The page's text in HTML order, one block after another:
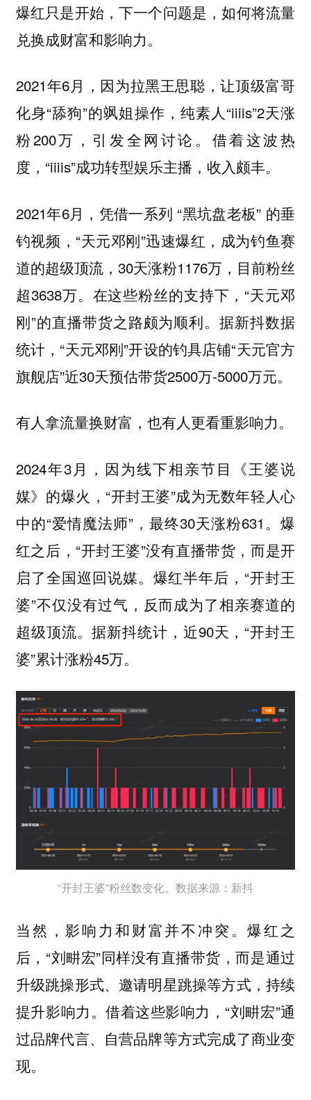
爆红只是开始，下一个问题是，如何将流量
兑换成财富和影响力。
2021年6月，因为拉黑王思聪，让顶级富哥
化身“舔狗”的飒姐操作，纯素人“iiiis”2天涨
粉200万，引发全网讨论。借着这波热
度，“iiiis”成功转型娱乐主播，收入颇丰。
2021年6月，凭借一系列 “黑坑盘老板” 的垂
钓视频，“天元邓刚”迅速爆红，成为钓鱼赛
道的超级顶流，30天涨粉1176万，目前粉丝
超3638万。在这些粉丝的支持下，“天元邓
刚”的直播带货之路颇为顺利。据新抖数据
统计，“天元邓刚”开设的钓具店铺“天元官方
旗舰店”近30天预估带货2500万-5000万元。
有人拿流量换财富，也有人更看重影响力。
2024年3月，因为线下相亲节目《王婆说
媒》的爆火，“开封王婆”成为无数年轻人心
中的“爱情魔法师”，最终30天涨粉631。爆
红之后，“开封王婆”没有直播带货，而是开
启了全国巡回说媒。爆红半年后，“开封王
婆”不仅没有过气，反而成为了相亲赛道的
超级顶流。据新抖统计，近90天，“开封王
婆”累计涨粉45万。
“开封王婆”粉丝数变化。数据来源：新抖
当然，影响力和财富并不冲突。爆红之
后，“刘畊宏”同样没有直播带货，而是通过
升级跳操形式、邀请明星跳操等方式，持续
提升影响力。借着这些影响力，“刘畊宏”通
过品牌代言、自营品牌等方式完成了商业变
现。